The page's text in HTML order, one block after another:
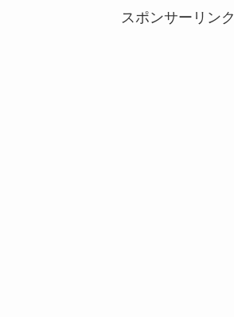
スポンサーリンク